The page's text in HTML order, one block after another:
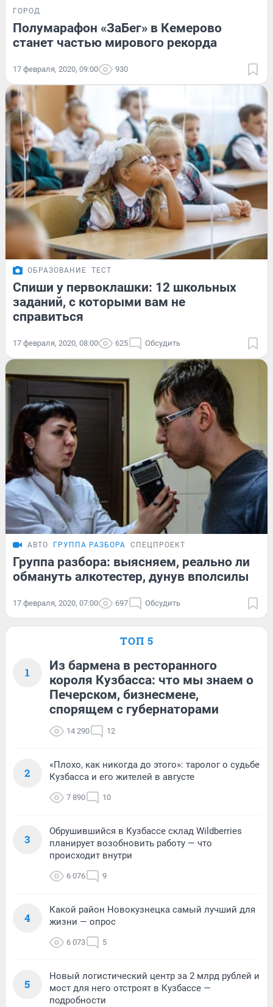
ГОРОД
Полумарафон «ЗаБег» в Кемерово
станет частью мирового рекорда
17 февраля, 2020, 09:00 930
ОБРАЗОВАНИЕ ТЕСТ
Спиши у первоклашки: 12 школьных
заданий, с которыми вам не
справиться
17 февраля, 2020, 08:00 625 Обсудить
АВТО ГРУППА РАЗБОРА СПЕЦПРОЕКТ
Группа разбора: выясняем, реально ли
обмануть алкотестер, дунув вполсилы
17 февраля, 2020, 07:00 697 Обсудить
ТОП 5
1
Из бармена в ресторанного
короля Кузбасса: что мы знаем о
Печерском, бизнесмене,
спорящем с губернаторами
14 290 12
2
«Плохо, как никогда до этого»: таролог о судьбе
Кузбасса и его жителей в августе
7 890 10
3
Обрушившийся в Кузбассе склад Wildberries
планирует возобновить работу — что
происходит внутри
6 076 9
4
Какой район Новокузнецка самый лучший для
жизни — опрос
6 073 5
5
Новый логистический центр за 2 млрд рублей и
мост для него отстроят в Кузбассе —
подробности